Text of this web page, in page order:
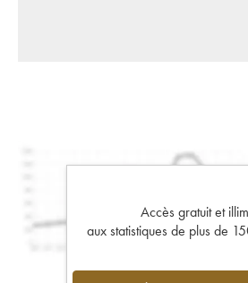
Accès gratuit et
aux statistiques de plus de